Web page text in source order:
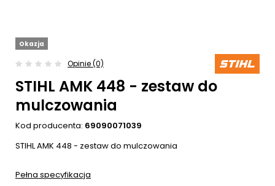
Okazja
Opinie (0)
STIHL AMK 448 - zestaw do
mulczowania
Kod producenta: 69090071039
STIHL AMK 448 - zestaw do mulczowania
Pełna specyfikacja